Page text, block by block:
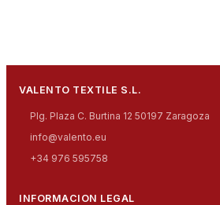
VALENTO TEXTILE S.L.
Plg. Plaza C. Burtina 12 50197 Zaragoza
info@valento.eu
+34 976 595758
INFORMACION LEGAL